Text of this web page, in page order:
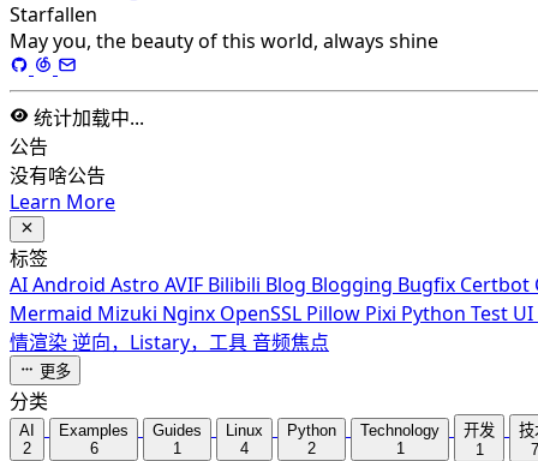
Starfallen
May you, the beauty of this world, always shine
统计加载中...
公告
没有啥公告
Learn More
标签
AIAndroid Astro AVIF Bilibili Blog Blogging Bugfix Certbot
Mermaid Mizuki Nginx OpenSSL Pillow Pixi Python Test UI
情渲染逆向，Listary，工具音频焦点
更多
分类
AI
2
Examples
6
Guides
1
Linux
4
Python
2
Technology
1
开发
1
技
7